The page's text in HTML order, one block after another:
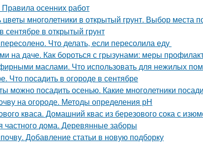
осенних работ
цветы многолетники в открытый грунт. Выбор места
сентябре в открытый грунт
Что делать, если пересолила еду
на даче. Как бороться с грызунами: меры
маслами. Что использовать для нежилых
Что посадить в огороде в сентябре
можно посадить осенью. Какие многолетники
на огороде. Методы определения рН
кваса. Домашний квас из березового сока с
частного дома. Деревянные заборы
Добавление статьи в новую подборку